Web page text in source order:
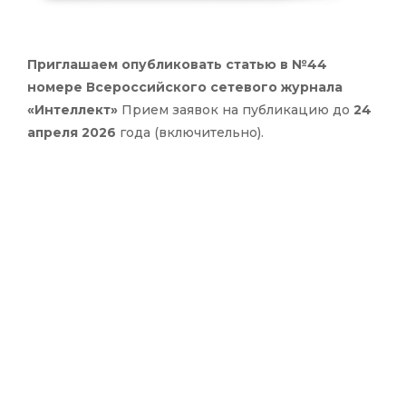
Приглашаем опубликовать статью в №44
номере Всероссийского сетевого журнала
«Интеллект» Прием заявок на публикацию до 24
апреля 2026 года (включительно).